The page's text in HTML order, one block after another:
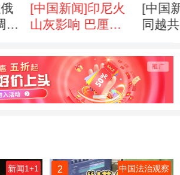
查
件
[中国新闻]印尼火
山灰影响 巴厘岛
[中国
同越
新闻1+1 2 中国法治观察